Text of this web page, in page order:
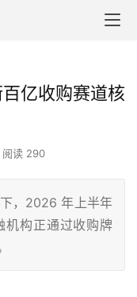
亿收购赛道核
阅读 290
，2026 年上半年
机构正通过收购牌